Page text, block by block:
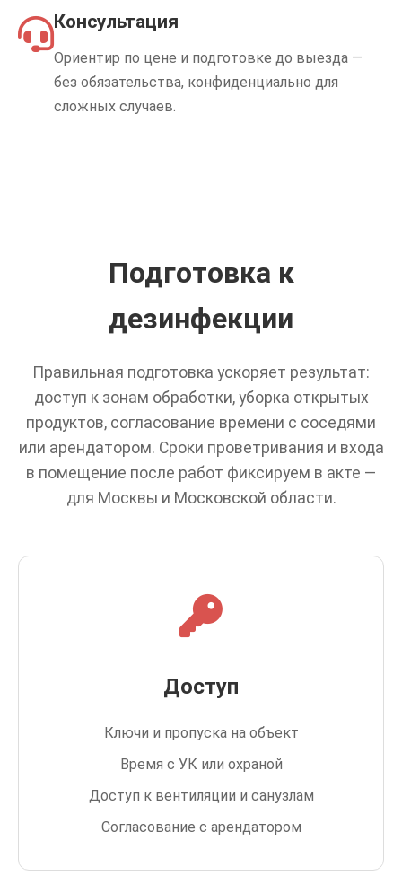
Консультация
Ориентир по цене и подготовке до выезда —
без обязательства, конфиденциально для
сложных случаев.
Подготовка к
дезинфекции
Правильная подготовка ускоряет результат:
доступ к зонам обработки, уборка открытых
продуктов, согласование времени с соседями
или арендатором. Сроки проветривания и входа
в помещение после работ фиксируем в акте —
для Москвы и Московской области.
Доступ
Ключи и пропуска на объект
Время с УК или охраной
Доступ к вентиляции и санузлам
Согласование с арендатором